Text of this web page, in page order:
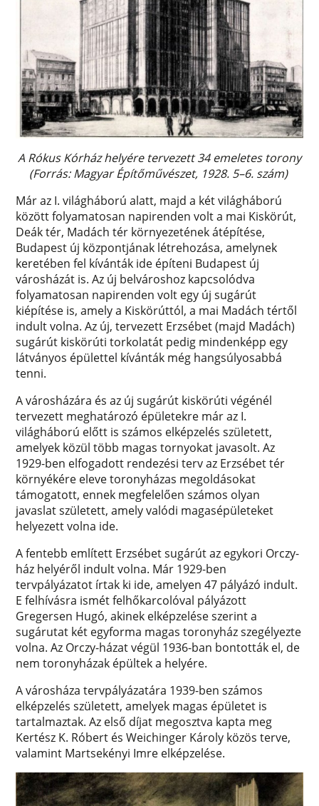
A Rókus Kórház helyére tervezett 34 emeletes torony
(Forrás: Magyar Építőművészet, 1928. 5–6. szám)
Már az I. világháború alatt, majd a két világháború
között folyamatosan napirenden volt a mai Kiskörút,
Deák tér, Madách tér környezetének átépítése,
Budapest új központjának létrehozása, amelynek
keretében fel kívánták ide építeni Budapest új
városházát is. Az új belvároshoz kapcsolódva
folyamatosan napirenden volt egy új sugárút
kiépítése is, amely a Kiskörúttól, a mai Madách tértől
indult volna. Az új, tervezett Erzsébet (majd Madách)
sugárút kiskörúti torkolatát pedig mindenképp egy
látványos épülettel kívánták még hangsúlyosabbá
tenni.
A városházára és az új sugárút kiskörúti végénél
tervezett meghatározó épületekre már az I.
világháború előtt is számos elképzelés született,
amelyek közül több magas tornyokat javasolt. Az
1929-ben elfogadott rendezési terv az Erzsébet tér
környékére eleve toronyházas megoldásokat
támogatott, ennek megfelelően számos olyan
javaslat született, amely valódi magasépületeket
helyezett volna ide.
A fentebb említett Erzsébet sugárút az egykori Orczy-
ház helyéről indult volna. Már 1929-ben
tervpályázatot írtak ki ide, amelyen 47 pályázó indult.
E felhívásra ismét felhőkarcolóval pályázott
Gregersen Hugó, akinek elképzelése szerint a
sugárutat két egyforma magas toronyház szegélyezte
volna. Az Orczy-házat végül 1936-ban bontották el, de
nem toronyházak épültek a helyére.
A városháza tervpályázatára 1939-ben számos
elképzelés született, amelyek magas épületet is
tartalmaztak. Az első díjat megosztva kapta meg
Kertész K. Róbert és Weichinger Károly közös terve,
valamint Martsekényi Imre elképzelése.